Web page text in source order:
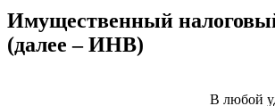
Имущественный
(далее – ИНВ)
В любой